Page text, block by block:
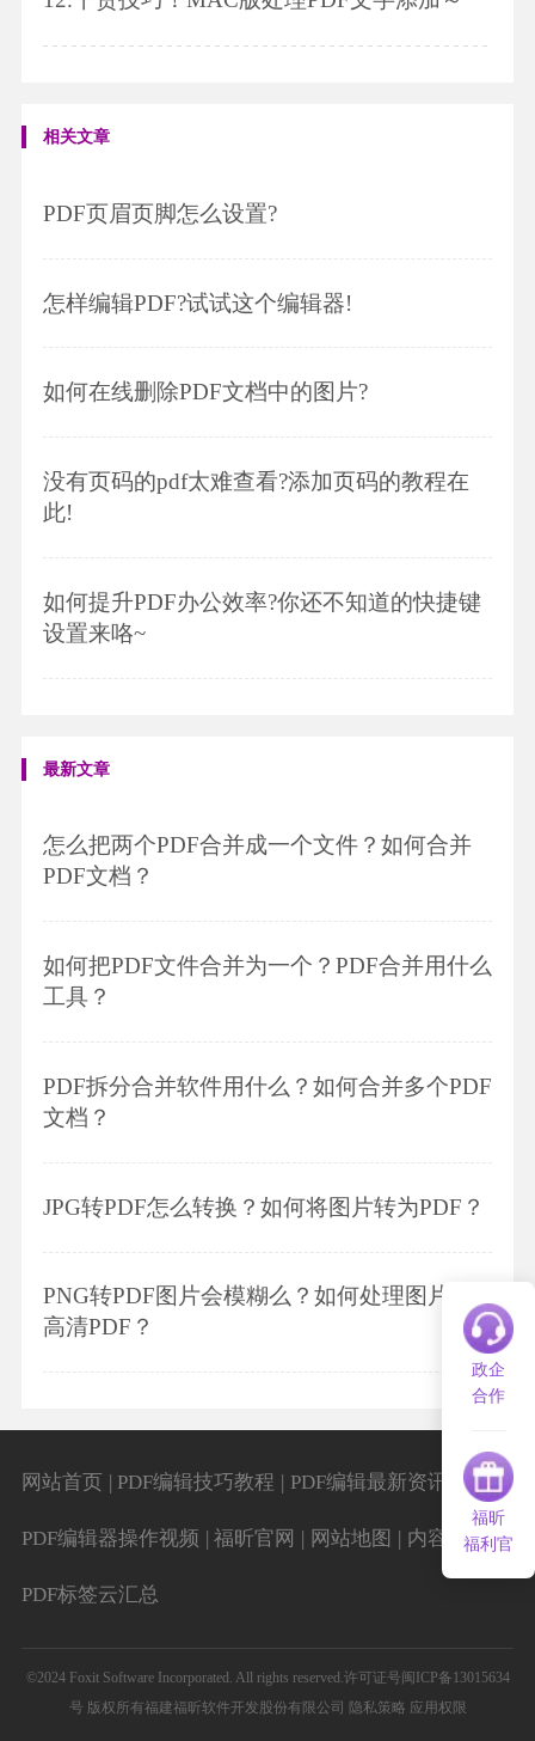
相关文章
PDF页眉页脚怎么设置?
怎样编辑PDF?试试这个编辑器!
如何在线删除PDF文档中的图片?
没有页码的pdf太难查看?添加页码的教程在
此!
如何提升PDF办公效率?你还不知道的快捷键
设置来咯~
最新文章
怎么把两个PDF合并成一个文件？如何合并
PDF文档？
如何把PDF文件合并为一个？PDF合并用什么
工具？
PDF拆分合并软件用什么？如何合并多个PDF
文档？
JPG转PDF怎么转换？如何将图片转为PDF？
PNG转PDF图片会模糊么？如何处理图片转
高清PDF？
政企
合作
福昕
福利官
网站首页 | PDF编辑技巧教程 | PDF编辑最新资讯
PDF编辑器操作视频 | 福昕官网 | 网站地图 | 内容导航 |
PDF标签云汇总
©2024 Foxit Software Incorporated. All rights reserved. 许可证号闽ICP备13015634
号 版权所有福建福昕软件开发股份有限公司 隐私策略 应用权限